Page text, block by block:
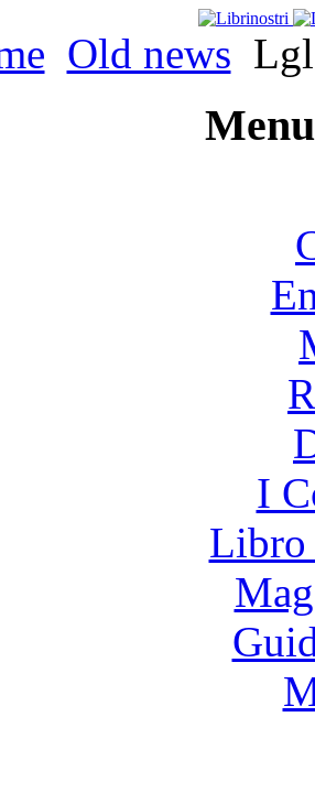
Old news
I
Libro